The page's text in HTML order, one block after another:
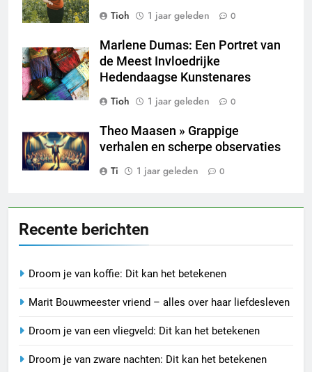
Tioh
1 jaar geleden 0
Marlene Dumas: Een Portret van
de Meest Invloedrijke
Hedendaagse Kunstenares
Tioh
1 jaar geleden 0
Theo Maasen » Grappige
verhalen en scherpe observaties
Ti
1 jaar geleden 0
Recente berichten
Droom je van koffie: Dit kan het betekenen
Marit Bouwmeester vriend – alles over haar liefdesleven
Droom je van een vliegveld: Dit kan het betekenen
Droom je van zware nachten: Dit kan het betekenen